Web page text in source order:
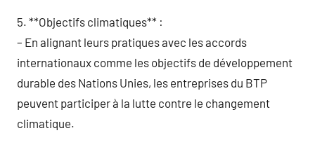
5. **Objectifs climatiques** :
– En alignant leurs pratiques avec les accords
internationaux comme les objectifs de développement
durable des Nations Unies, les entreprises du BTP
peuvent participer à la lutte contre le changement
climatique.